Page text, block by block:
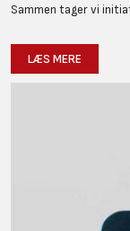
Sammen tager vi
LÆS MERE